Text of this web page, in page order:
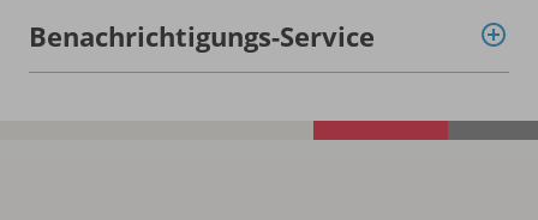
Benachrichtigungs-Service